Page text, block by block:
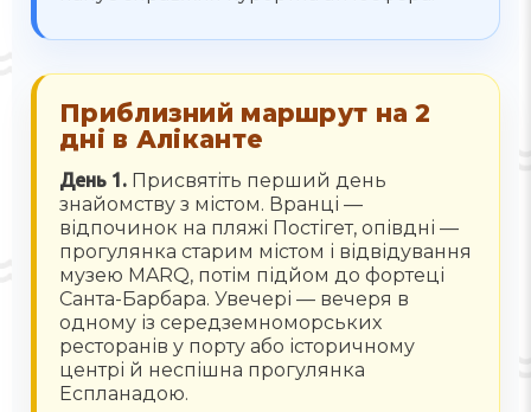
Приблизний маршрут на 2
дні в Аліканте
День 1. Присвятіть перший день
знайомству з містом. Вранці —
відпочинок на пляжі Постігет, опівдні —
прогулянка старим містом і відвідування
музею MARQ, потім підйом до фортеці
Санта-Барбара. Увечері — вечеря в
одному із середземноморських
ресторанів у порту або історичному
центрі й неспішна прогулянка
Еспланадою.